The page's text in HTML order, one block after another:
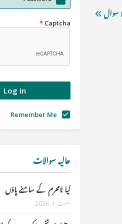
سوال
Captcha
*
Remember Me
حالیہ سوالات
کیا نامحرم کے سامنے پاؤں
اگست 1, 2026